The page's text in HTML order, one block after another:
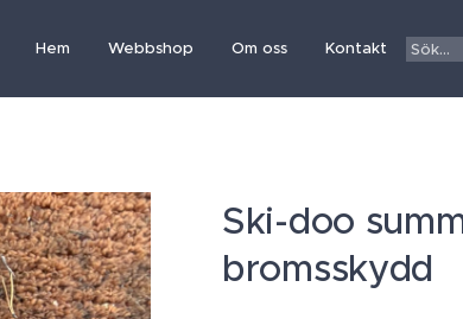
Hem Webbshop Om oss Kontakt
Ski-doo
bromsskydd